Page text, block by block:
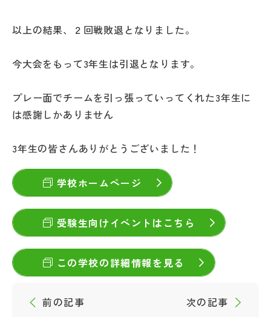
運営会社
以上の結果、２回戦敗退となりました。
今大会をもって3年生は引退となります。
プレー面でチームを引っ張っていってくれた3年生に
は感謝しかありません
3年生の皆さんありがとうございました！
学校ホームページ
受験生向けイベントはこちら
この学校の詳細情報を見る
前の記事
次の記事